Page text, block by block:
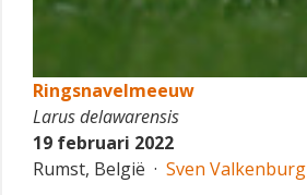
Ringsnavelmeeuw
Larus delawarensis
19 februari 2022
Rumst, België · Sven Valkenburg